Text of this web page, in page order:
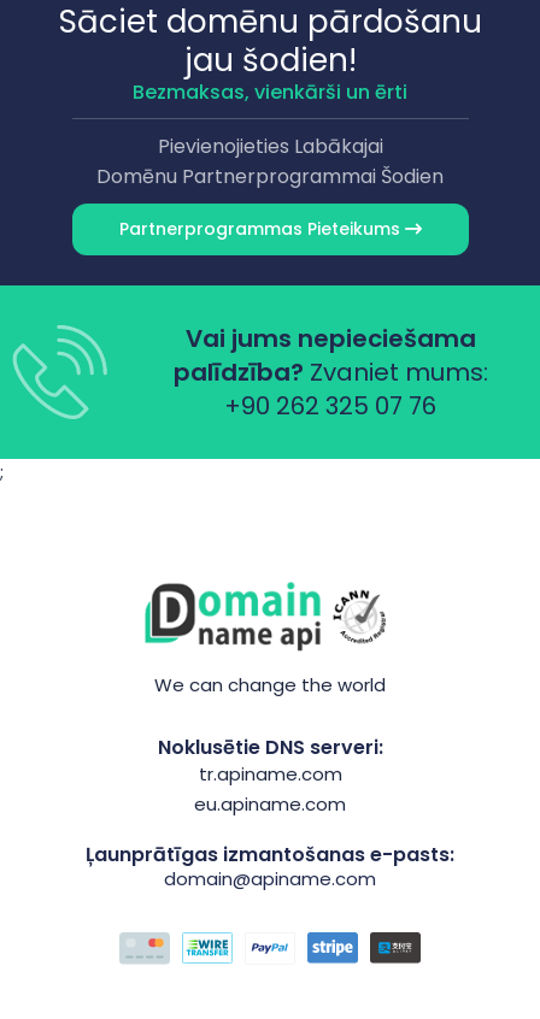
Sāciet domēnu pārdošanu
jau šodien!
Bezmaksas, vienkārši un ērti
Pievienojieties Labākajai
Domēnu Partnerprogrammai Šodien
Partnerprogrammas Pieteikums
Vai jums nepieciešama
palīdzība? Zvaniet mums:
+90 262 325 07 76
;
We can change the world
Noklusētie DNS serveri:
tr.apiname.com
eu.apiname.com
Ļaunprātīgas izmantošanas e-pasts:
domain@apiname.com